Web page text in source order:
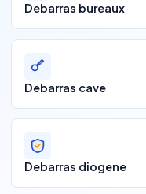
Debarras bureaux
Debarras cave
Debarras diogene